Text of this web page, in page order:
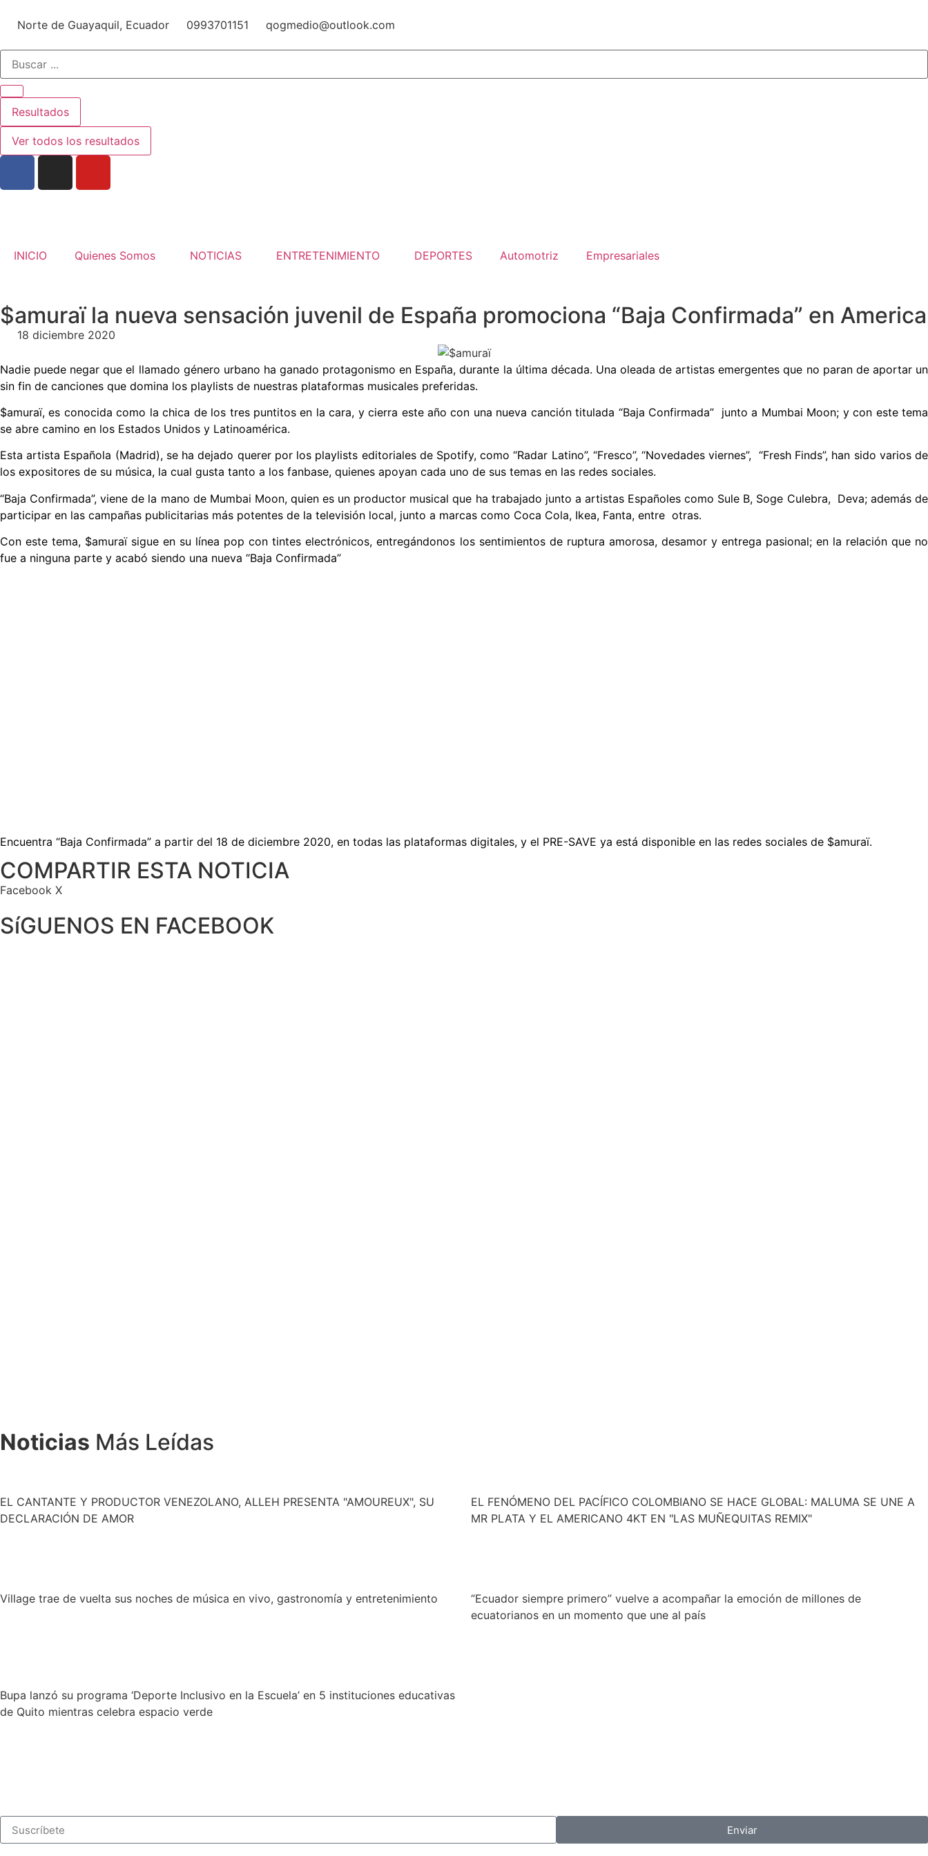
Norte de Guayaquil, Ecuador 0993701151 qogmedio@outlook.com
Resultados
Ver todos los resultados
INICIO Quienes Somos NOTICIAS ENTRETENIMIENTO DEPORTES Automotriz Empresariales
$amuraï la nueva sensación juvenil de España promociona “Baja Confirmada” en America
18 diciembre 2020
Nadie puede negar que el llamado género urbano ha ganado protagonismo en España, durante la última década. Una oleada de artistas emergentes que no paran de aportar un
sin fin de canciones que domina los playlists de nuestras plataformas musicales preferidas.
$amuraï, es conocida como la chica de los tres puntitos en la cara, y cierra este año con una nueva canción titulada “Baja Confirmada” junto a Mumbai Moon; y con este tema
se abre camino en los Estados Unidos y Latinoamérica.
Esta artista Española (Madrid), se ha dejado querer por los playlists editoriales de Spotify, como “Radar Latino”, “Fresco”, “Novedades viernes”, “Fresh Finds”, han sido varios de
los expositores de su música, la cual gusta tanto a los fanbase, quienes apoyan cada uno de sus temas en las redes sociales.
“Baja Confirmada”, viene de la mano de Mumbai Moon, quien es un productor musical que ha trabajado junto a artistas Españoles como Sule B, Soge Culebra, Deva; además de
participar en las campañas publicitarias más potentes de la televisión local, junto a marcas como Coca Cola, Ikea, Fanta, entre otras.
Con este tema, $amuraïsigue en su línea pop con tintes electrónicos, entregándonos los sentimientos de ruptura amorosa, desamor y entrega pasional; en la relación que no
fue a ninguna parte y acabó siendo una nueva “Baja Confirmada”
Encuentra “Baja Confirmada” a partir del 18 de diciembre 2020, en todas las plataformas digitales, y el PRE-SAVE ya está disponible en las redes sociales de $amuraï.
COMPARTIR ESTA NOTICIA
Facebook X
SíGUENOS EN FACEBOOK
Noticias Más Leídas
EL CANTANTE Y PRODUCTOR VENEZOLANO, ALLEH PRESENTA "AMOUREUX", SU
DECLARACIÓN DE AMOR
EL FENÓMENO DEL PACÍFICO COLOMBIANO SE HACE GLOBAL: MALUMA SE UNE A
MR PLATA Y EL AMERICANO 4KT EN "LAS MUÑEQUITAS REMIX"
Village trae de vuelta sus noches de música en vivo, gastronomía y entretenimiento
“Ecuador siempre primero” vuelve a acompañar la emoción de millones de
ecuatorianos en un momento que une al país
Bupa lanzó su programa ‘Deporte Inclusivo en la Escuela’ en 5 instituciones educativas
de Quito mientras celebra espacio verde
Enviar